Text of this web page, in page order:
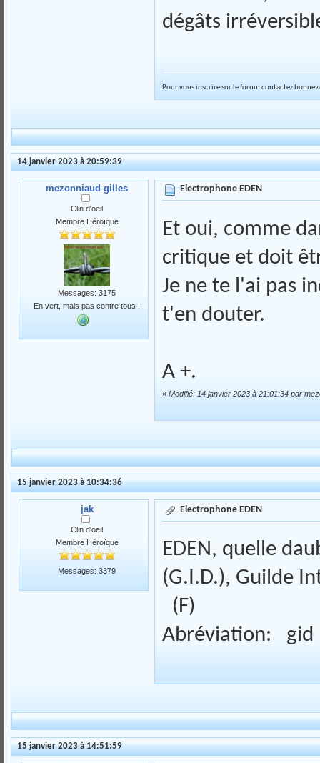
dégâts
Pour vous inscrire sur le forum contactez
14 janvier 2023 à 20:59:39
mezonniaud gilles
Clin d'oeil
Membre Héroïque
Messages: 3175
En vert, mais pas contre tous !
Electrophone EDEN
Et oui, comme
critique et doit
Je ne te l'ai pas
t'en douter.
A +.
« Modifié: 14 janvier 2023 à 21:01:34 par
15 janvier 2023 à 10:34:36
jak
Clin d'oeil
Membre Héroïque
Messages: 3379
Electrophone EDEN
EDEN, quelle
(G.I.D.), Guilde
(F)
Abréviation: gid
15 janvier 2023 à 14:51:59